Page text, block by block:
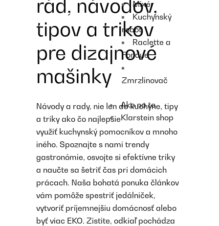
Mixér
Kuchynský
robot
Raclette a
Fondue
Zmrzlinovač
Ako na to
Klarstein shop
rád, návodov,
tipov a trikov
pre dizajnové
mašinky
Návody a rady, nie len do kuchyne, tipy
a triky ako čo najlepšie
využiť kuchynský pomocníkov a mnoho
iného. Spoznajte s nami trendy
gastronómie, osvojte si efektívne triky
a naučte sa šetriť čas pri domácich
prácach. Naša bohatá ponuka článkov
vám pomôže spestriť jedálniček,
vytvoriť príjemnejšiu domácnosť alebo
byť viac EKO. Zistite, odkiaľ pochádza